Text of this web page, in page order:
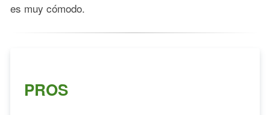
es muy cómodo.
PROS